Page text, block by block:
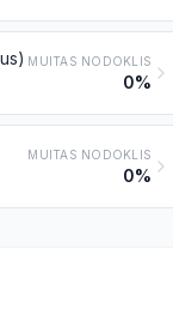
MUITAS NODOKLIS
0%
MUITAS NODOKLIS
0%